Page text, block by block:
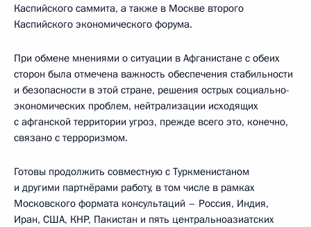
Каспийского саммита, а также в Москве второго
Каспийского экономического форума.
При обмене мнениями о ситуации в Афганистане с обеих
сторон была отмечена важность обеспечения стабильности
и безопасности в этой стране, решения острых социально-
экономических проблем, нейтрализации исходящих
с афганской территории угроз, прежде всего это, конечно,
связано с терроризмом.
Готовы продолжить совместную с Туркменистаном
и другими партнёрами работу, в том числе в рамках
Московского формата консультаций – Россия, Индия,
Иран, США, КНР, Пакистан и пять центральноазиатских